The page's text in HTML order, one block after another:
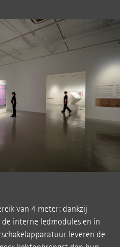
van 4 meter: dankzij
interne ledmodules en in
leveren de